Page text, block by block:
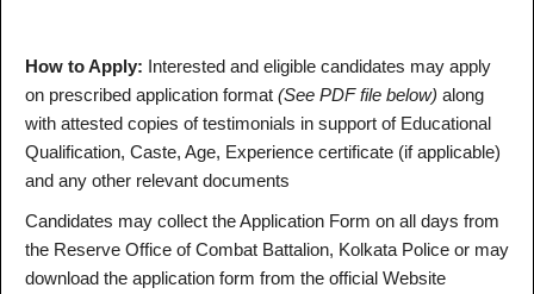
How to Apply: Interested and eligible candidates may apply
on prescribed application format (See PDF file below) along
with attested copies of testimonials in support of Educational
Qualification, Caste, Age, Experience certificate (if applicable)
and any other relevant documents
Candidates may collect the Application Form on all days from
the Reserve Office of Combat Battalion, Kolkata Police or may
download the application form from the official Website